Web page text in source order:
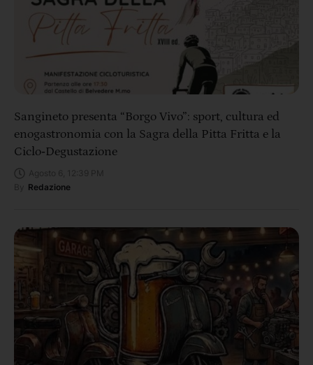
Sangineto presenta “Borgo Vivo”: sport, cultura ed
enogastronomia con la Sagra della Pitta Fritta e la
Ciclo‑Degustazione
Redazione